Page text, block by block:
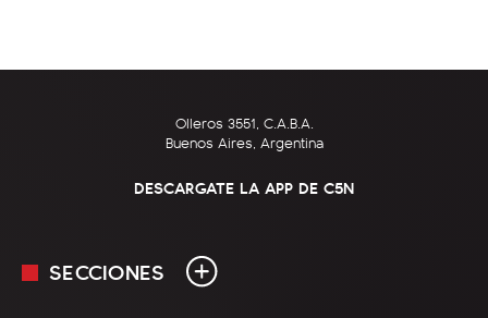
Olleros 3551, C.A.B.A.
Buenos Aires, Argentina
DESCARGATE LA APP DE C5N
SECCIONES